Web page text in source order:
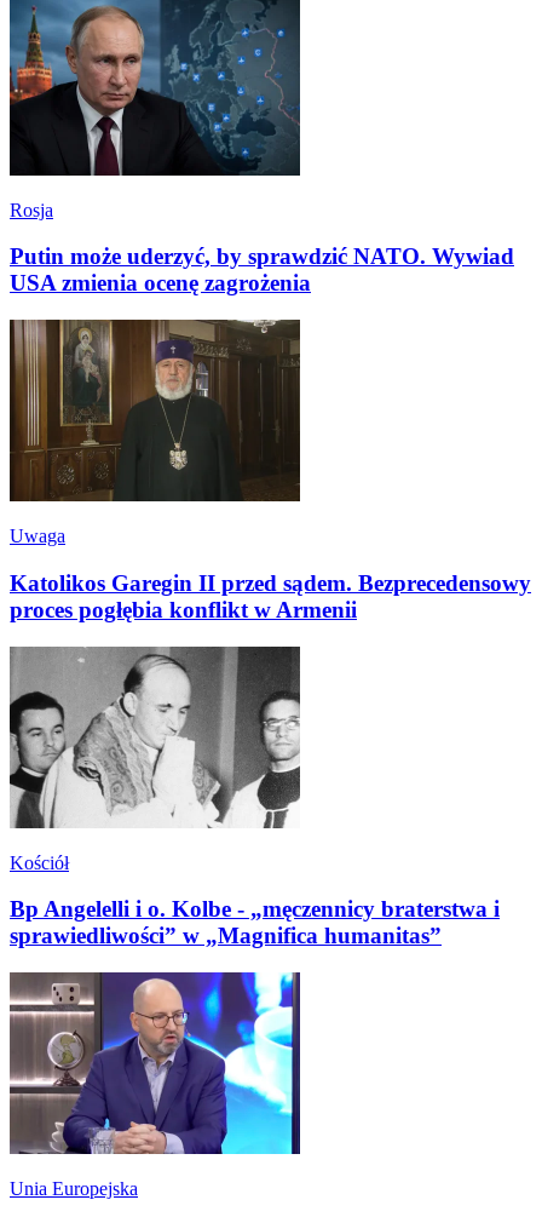
Rosja
Putin może uderzyć, by sprawdzić NATO. Wywiad
USA zmienia ocenę zagrożenia
Uwaga
Katolikos Garegin II przed sądem. Bezprecedensowy
proces pogłębia konflikt w Armenii
Kościół
Bp Angelelli i o. Kolbe - „męczennicy braterstwa i
sprawiedliwości” w „Magnifica humanitas”
Unia Europejska